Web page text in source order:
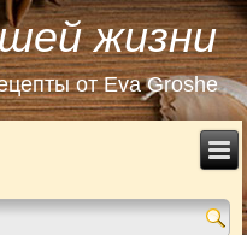
жизни
от Eva Groshe